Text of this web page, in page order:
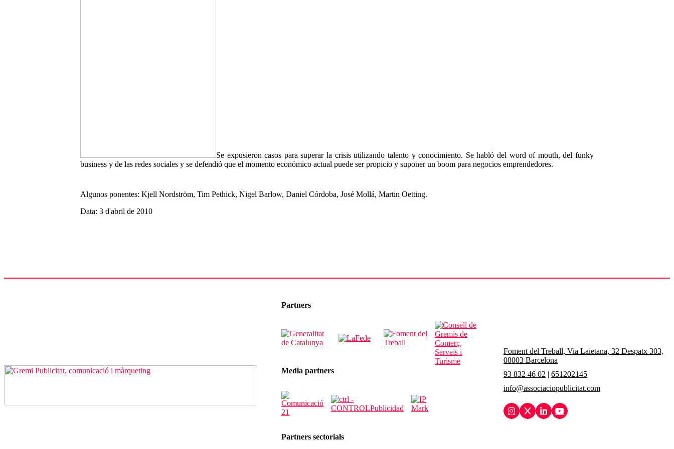
Se expusieron casos para superar la crisis utilizando talento y conocimiento. Se habló del word of mouth, del funky
business y de las redes sociales y se defendió que el momento económico actual puede ser propicio y suponer un boom para negocios emprendedores.
Algunos ponentes: Kjell Nordström, Tim Pethick, Nigel Barlow, Daniel Córdoba, José Mollá, Martin Oetting.
Data: 3 d'abril de 2010
Partners
Media partners
Partners sectorials
Foment del Treball, Via Laietana, 32 Despatx 303,
08003 Barcelona
93 832 46 02 | 651202145
info@associaciopublicitat.com